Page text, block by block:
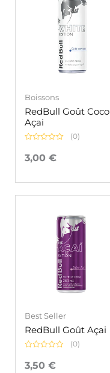
Boissons
RedBull Goût Coco
Açai
0
sur
(0)
3,00 €
Best Seller
RedBull Goût Açai
0
sur
(0)
3,50 €